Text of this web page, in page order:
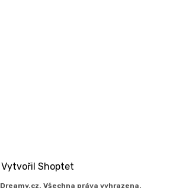
Vytvořil Shoptet
Dreamy.cz. Všechna práva vyhrazena.